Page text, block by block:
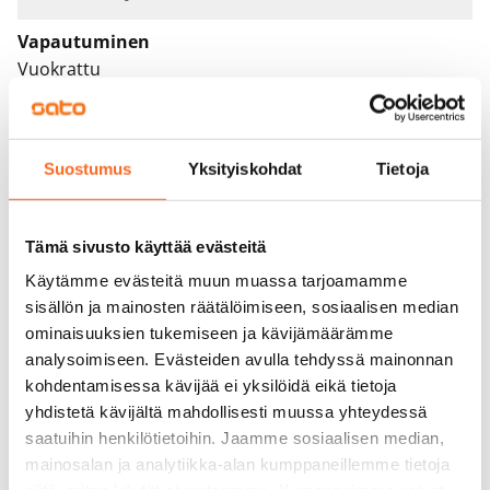
Suostumus Yksityiskohdat Tietoja
Tämä sivusto käyttää evästeitä
Käytämme evästeitä muun muassa tarjoamamme
sisällön ja mainosten räätälöimiseen, sosiaalisen median
ominaisuuksien tukemiseen ja kävijämäärämme
analysoimiseen. Evästeiden avulla tehdyssä mainonnan
kohdentamisessa kävijää ei yksilöidä eikä tietoja
yhdistetä kävijältä mahdollisesti muussa yhteydessä
saatuihin henkilötietoihin. Jaamme sosiaalisen median,
mainosalan ja analytiikka-alan kumppaneillemme tietoja
Vapautuminen
Vuokrattu
Varallisuusrajat
Ei
Vuokravakuus
0 €, (yrityksille min. 1 kk vuokra)
Kotivakuutus
Pakollinen, ei sisälly vuokraan
Vesimaksu
Kulutuksen mukaan
Sähkömaksu